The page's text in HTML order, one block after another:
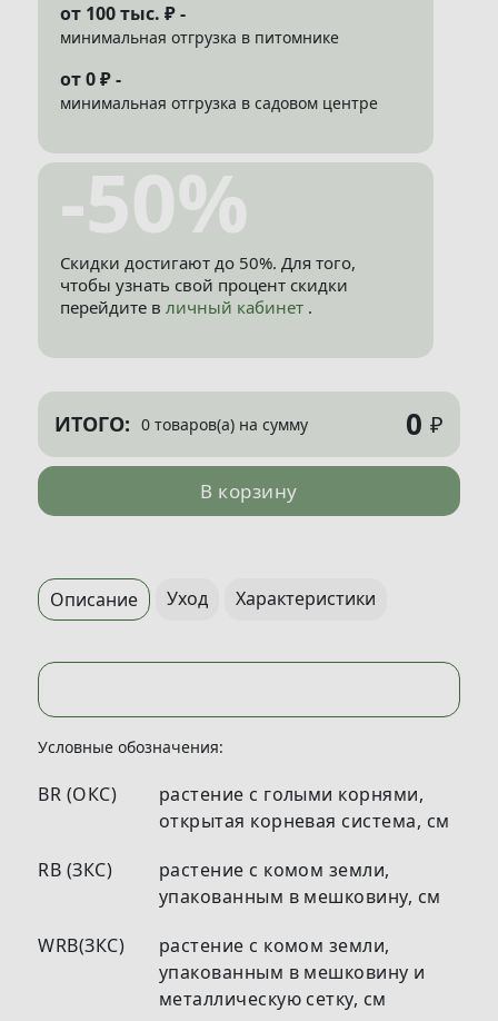
от 100 тыс. ₽ -
минимальная отгрузка в питомнике
от 0 ₽ -
минимальная отгрузка в садовом центре
-50%
Скидки достигают до 50%. Для того,
чтобы узнать свой процент скидки
перейдите вличный кабинет .
ИТОГО: 0 товаров(а) на сумму 0 ₽
В корзину
Описание Уход Характеристики
Условные обозначения:
BR (ОКС)
растение с голыми корнями,
открытая корневая система, см
RB (ЗКС)
растение с комом земли,
упакованным в мешковину, см
WRB(ЗКС)
растение с комом земли,
упакованным в мешковину и
металлическую сетку, см